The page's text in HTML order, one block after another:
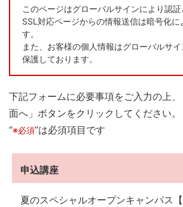
このページはグローバルサインにより認証
SSL対応ページからの情報送信は暗号化に
す。
また、お客様の個人情報はグローバルサ
保護しております。
下記フォームに必要事項をご入力の上
面へ」ボタンをクリックしてください。
“※必須”は必須項目です
申込講座
夏のスペシャルオープンキャンパス【